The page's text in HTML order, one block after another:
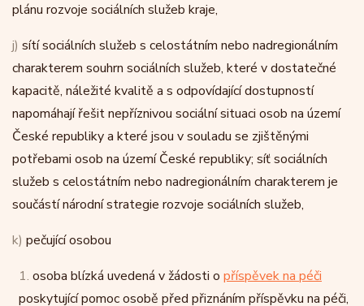
plánu rozvoje sociálních služeb kraje,
j) sítí sociálních služeb s celostátním nebo nadregionálním
charakterem souhrn sociálních služeb, které v dostatečné
kapacitě, náležité kvalitě a s odpovídající dostupností
napomáhají řešit nepříznivou sociální situaci osob na území
České republiky a které jsou v souladu se zjištěnými
potřebami osob na území České republiky; síť sociálních
služeb s celostátním nebo nadregionálním charakterem je
součástí národní strategie rozvoje sociálních služeb,
k) pečující osobou
1. osoba blízká uvedená v žádosti o příspěvek na péči
poskytující pomoc osobě před přiznáním příspěvku na péči,